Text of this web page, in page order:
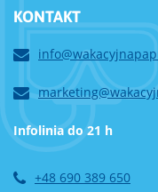
KONTAKT
Infolinia do 21 h
+48 690 389 650